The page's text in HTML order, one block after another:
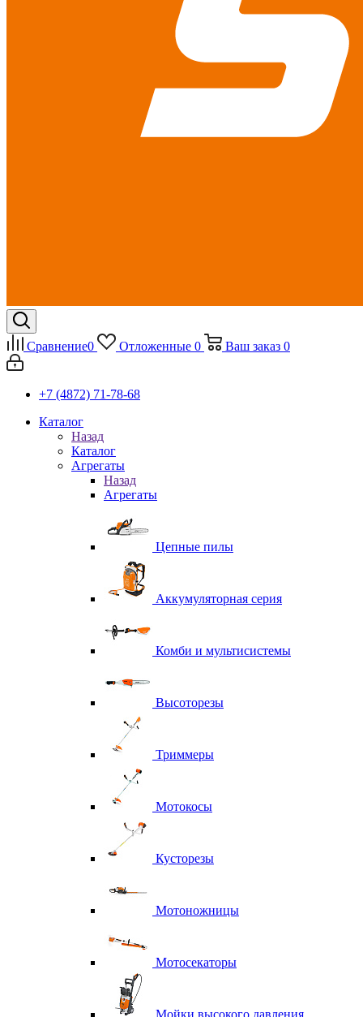
Сравнение0 Отложенные 0 Ваш заказ 0
+7 (4872) 71-78-68
Каталог
Назад
Каталог
Агрегаты
Назад
Агрегаты
Цепные пилы
Аккумуляторная серия
Комби и мультисистемы
Высоторезы
Триммеры
Мотокосы
Кусторезы
Мотоножницы
Мотосекаторы
Мойки высокого давления